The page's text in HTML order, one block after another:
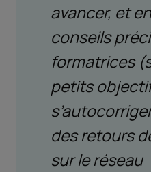
avancer, et
conseils
formatrices
petits
des retours
sur le réseau